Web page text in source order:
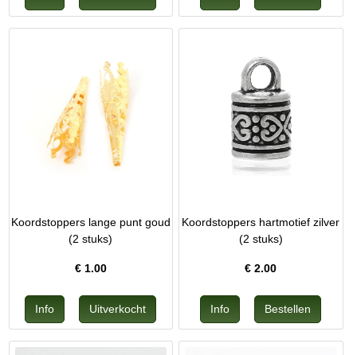
Koordstoppers lange punt goud
(2 stuks)
€ 1.00
Koordstoppers hartmotief zilver
(2 stuks)
€2.00